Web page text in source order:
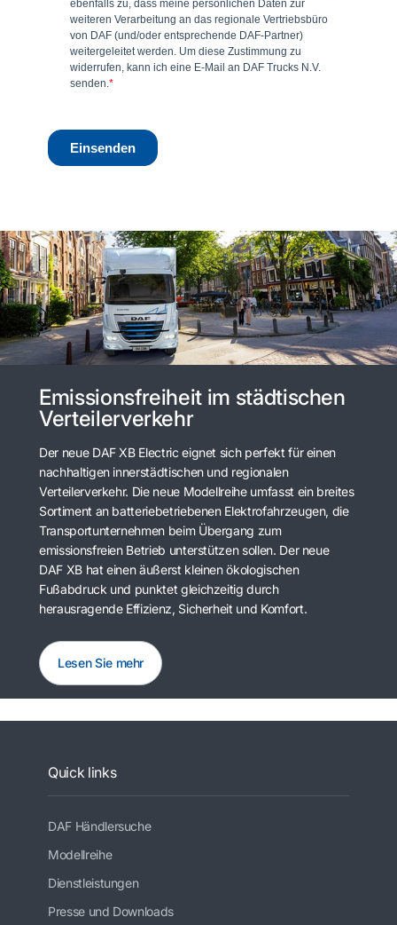
Emissionsfreiheit im städtischen
Verteilerverkehr
Der neue DAF XB Electric eignet sich perfekt für einen
nachhaltigen innerstädtischen und regionalen
Verteilerverkehr. Die neue Modellreihe umfasst ein breites
Sortiment an batteriebetriebenen Elektrofahrzeugen, die
Transportunternehmen beim Übergang zum
emissionsfreien Betrieb unterstützen sollen. Der neue
DAF XB hat einen äußerst kleinen ökologischen
Fußabdruck und punktet gleichzeitig durch
herausragende Effizienz, Sicherheit und Komfort.
Lesen Sie mehr
Quick links
DAF Händlersuche
Modellreihe
Dienstleistungen
Presse und Downloads